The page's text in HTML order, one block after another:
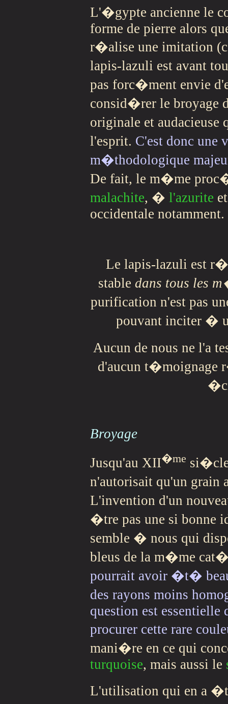
L'�gypte ancienne le
forme de pierre alors
r�alise une imitation
lapis-lazuli est avant
pas forc�ment envie
consid�rer le broyage
originale et
l'esprit. C'est donc
m�thodologique
De fait, le m�me
malachite, � l'azurite
occidentale notamment.
Le lapis-lazuli est
stable dans tous les
purification n'est pas
pouvant inciter �
Aucun de nous ne l'a
d'aucun t�moignage
Broyage
Jusqu'au XII�me
n'autorisait qu'un
L'invention d'un
�tre pas une si bonne
semble � nous qui
bleus de la m�me
pourrait avoir �t�
des rayons moins
question est
procurer cette rare
mani�re en ce qui
turquoise, mais aussi le
L'utilisation qui en a